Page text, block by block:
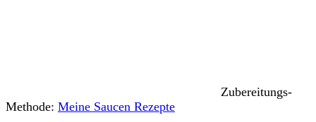
Zubereitungs-
Methode: Meine Saucen Rezepte